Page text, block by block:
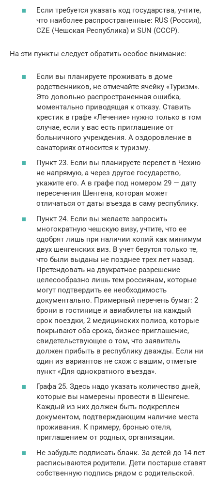
Если требуется указать код государства, учтите,
что наиболее распространенные: RUS (Россия),
CZE (Чешская Республика) и SUN (СССР).
На эти пункты следует обратить особое внимание:
Если вы планируете проживать в доме
родственников, не отмечайте ячейку «Туризм».
Это довольно распространенная ошибка,
моментально приводящая к отказу. Ставить
крестик в графе «Лечение» нужно только в том
случае, если у вас есть приглашение от
больничного учреждения. А оздоровление в
санаториях относится к туризму.
Пункт 23. Если вы планируете перелет в Чехию
не напрямую, а через другое государство,
укажите его. А в графе под номером 29 — дату
пересечения Шенгена, которая может
отличаться от даты въезда в саму республику.
Пункт 24. Если вы желаете запросить
многократную чешскую визу, учтите, что ее
одобрят лишь при наличии копий как минимум
двух шенгенских виз. В учет берутся только те,
что были выданы не позднее трех лет назад.
Претендовать на двукратное разрешение
целесообразно лишь тем россиянам, которые
могут подтвердить ее необходимость
документально. Примерный перечень бумаг: 2
брони в гостинице и авиабилеты на каждый
срок поездки, 2 медицинских полиса, которые
покрывают оба срока, бизнес-приглашение,
свидетельствующее о том, что заявитель
должен прибыть в республику дважды. Если ни
один из вариантов не схож с вашим, отметьте
пункт «Для однократного въезда».
Графа 25. Здесь надо указать количество дней,
которые вы намерены провести в Шенгене.
Каждый из них должен быть подкреплен
документом, подтверждающим наличие места
проживания. К примеру, бронью отеля,
приглашением от родных, организации.
Не забудьте подписать бланк. За детей до 14 лет
расписываются родители. Дети постарше ставят
собственную подпись рядом с родительской.